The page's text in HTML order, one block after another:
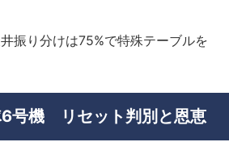
振り分けは75%で特殊テーブルを
6号機 リセット判別と恩恵